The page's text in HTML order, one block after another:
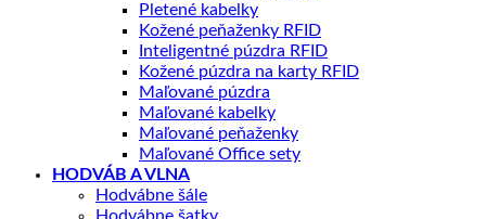
Pletené kabelky
Kožené peňaženky RFID
Inteligentné púzdra RFID
Kožené púzdra na karty RFID
Maľované púzdra
Maľované kabelky
Maľované peňaženky
Maľované Office sety
HODVÁB A VLNA
Hodvábne šále